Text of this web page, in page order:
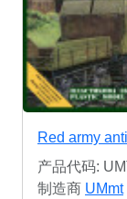
Red army
产品代码:
制造商 UMmt